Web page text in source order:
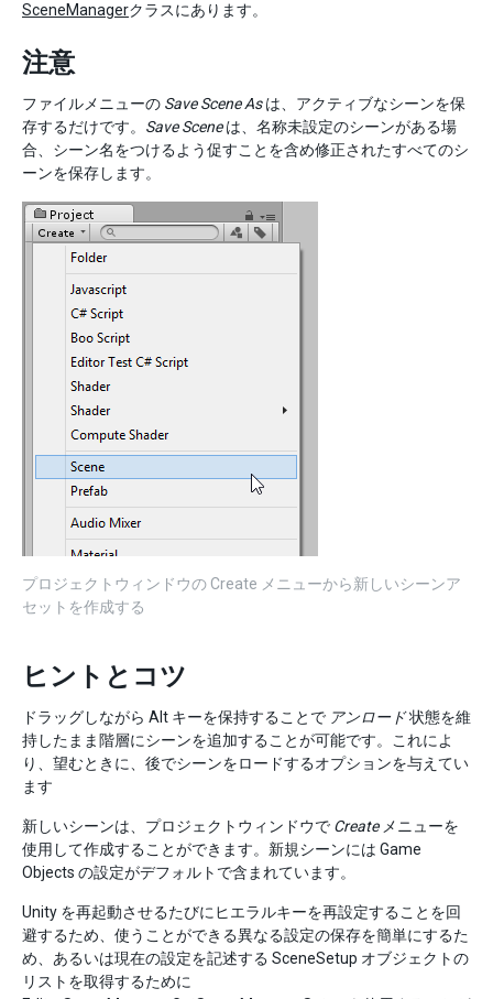
SceneManagerクラスにあります。
注意
ファイルメニューの Save Scene Asは、アクティブなシーンを保
存するだけです。 Save Sceneは、名称未設定のシーンがある場
合、シーン名をつけるよう促すことを含め修正されたすべてのシ
ーンを保存します。
プロジェクトウィンドウの Create メニューから新しいシーンア
セットを作成する
ヒントとコツ
ドラッグしながら Alt キーを保持することで アンロード状態を維
持したまま階層にシーンを追加することが可能です。これによ
り、望むときに、後でシーンをロードするオプションを与えてい
ます
新しいシーンは、プロジェクトウィンドウで Createメニューを
使用して作成することができます。新規シーンには Game
Objects の設定がデフォルトで含まれています。
Unity を再起動させるたびにヒエラルキーを再設定することを回
避するため、使うことができる異なる設定の保存を簡単にするた
め、あるいは現在の設定を記述する SceneSetup オブジェクトの
リストを取得するために